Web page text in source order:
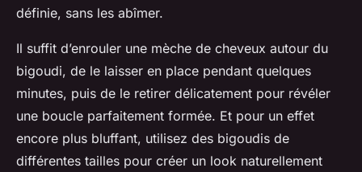
définie, sans les abîmer.
Il suffit d’enrouler une mèche de cheveux autour du
bigoudi, de le laisser en place pendant quelques
minutes, puis de le retirer délicatement pour révéler
une boucle parfaitement formée. Et pour un effet
encore plus bluffant, utilisez des bigoudis de
différentes tailles pour créer un look naturellement